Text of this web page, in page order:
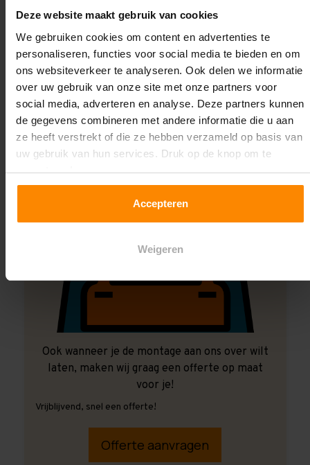
Deze website maakt gebruik van cookies
We gebruiken cookies om content en advertenties te
personaliseren, functies voor social media te bieden en om
ons websiteverkeer te analyseren. Ook delen we informatie
over uw gebruik van onze site met onze partners voor
social media, adverteren en analyse. Deze partners kunnen
de gegevens combineren met andere informatie die u aan
ze heeft verstrekt of die ze hebben verzameld op basis van
uw gebruik van hun services. Druk op de knop om te
accepteren!
Accepteren
Weigeren
Montage uitbesteden?
Laat ons het doen!
Ook wanneer je de montage aan ons over wilt
laten, maken wij graag een offerte op maat
voor je!
Vrijblijvend, snel een offerte!
Offerte aanvragen